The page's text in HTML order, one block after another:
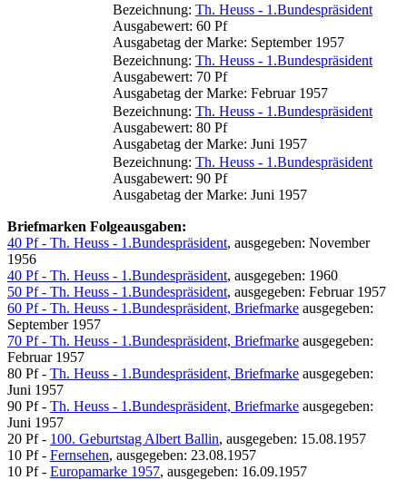
Bezeichnung: Th. Heuss - 1.Bundespräsident
Ausgabewert: 60 Pf
Ausgabetag der Marke: September 1957
Bezeichnung: Th. Heuss - 1.Bundespräsident
Ausgabewert: 70 Pf
Ausgabetag der Marke: Februar 1957
Bezeichnung: Th. Heuss - 1.Bundespräsident
Ausgabewert: 80 Pf
Ausgabetag der Marke: Juni 1957
Bezeichnung: Th. Heuss - 1.Bundespräsident
Ausgabewert: 90 Pf
Ausgabetag der Marke: Juni 1957
Briefmarken Folgeausgaben:
40 Pf - Th. Heuss - 1.Bundespräsident, ausgegeben: November
1956
40 Pf - Th. Heuss - 1.Bundespräsident, ausgegeben: 1960
50 Pf - Th. Heuss - 1.Bundespräsident, ausgegeben: Februar 1957
60 Pf - Th. Heuss - 1.Bundespräsident, Briefmarke ausgegeben:
September 1957
70 Pf - Th. Heuss - 1.Bundespräsident, Briefmarke ausgegeben:
Februar 1957
80 Pf - Th. Heuss - 1.Bundespräsident, Briefmarke ausgegeben:
Juni 1957
90 Pf - Th. Heuss - 1.Bundespräsident, Briefmarke ausgegeben:
Juni 1957
20 Pf - 100. Geburtstag Albert Ballin, ausgegeben: 15.08.1957
10 Pf - Fernsehen, ausgegeben: 23.08.1957
10 Pf - Europamarke 1957, ausgegeben: 16.09.1957